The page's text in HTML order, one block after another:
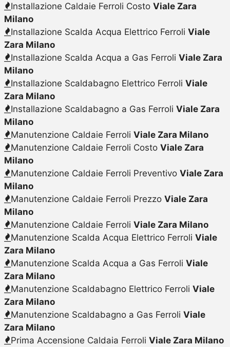
Installazione Caldaie Ferroli Costo Viale Zara
Milano
Installazione Scalda Acqua Elettrico Ferroli Viale
Zara Milano
Installazione Scalda Acqua a Gas Ferroli Viale Zara
Milano
Installazione Scaldabagno Elettrico Ferroli Viale
Zara Milano
Installazione Scaldabagno a Gas Ferroli Viale Zara
Milano
Manutenzione Caldaie Ferroli Viale Zara Milano
Manutenzione Caldaie Ferroli Costo Viale Zara
Milano
Manutenzione Caldaie Ferroli Preventivo Viale Zara
Milano
Manutenzione Caldaie Ferroli Prezzo Viale Zara
Milano
Manutenzione Caldaie Ferroli Viale Zara Milano
Manutenzione Scalda Acqua Elettrico Ferroli Viale
Zara Milano
Manutenzione Scalda Acqua a Gas Ferroli Viale
Zara Milano
Manutenzione Scaldabagno Elettrico Ferroli Viale
Zara Milano
Manutenzione Scaldabagno a Gas Ferroli Viale
Zara Milano
Prima Accensione Caldaia Ferroli Viale Zara Milano